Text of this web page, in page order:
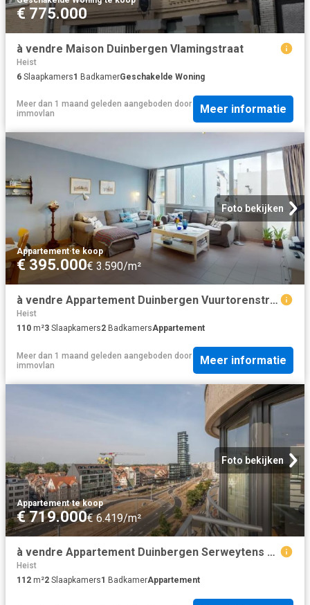
€ 775.000
à vendre Maison Duinbergen Vlamingstraat
Heist
6 Slaapkamers1 BadkamerGeschakelde Woning
Meer dan 1 maand geleden aangeboden door
immovlan
Meer informatie
Foto bekijken
Appartement·te koop
€ 395.000€ 3.590/m²
à vendre Appartement Duinbergen Vuurtorenstraat
Heist
110 m²3 Slaapkamers2 BadkamersAppartement
Meer dan 1 maand geleden aangeboden door
immovlan
Meer informatie
Foto bekijken
Appartement·te koop
€ 719.000€ 6.419/m²
à vendre Appartement Duinbergen Serweytens de Mercxstraat
Heist
112 m²2 Slaapkamers1 BadkamerAppartement